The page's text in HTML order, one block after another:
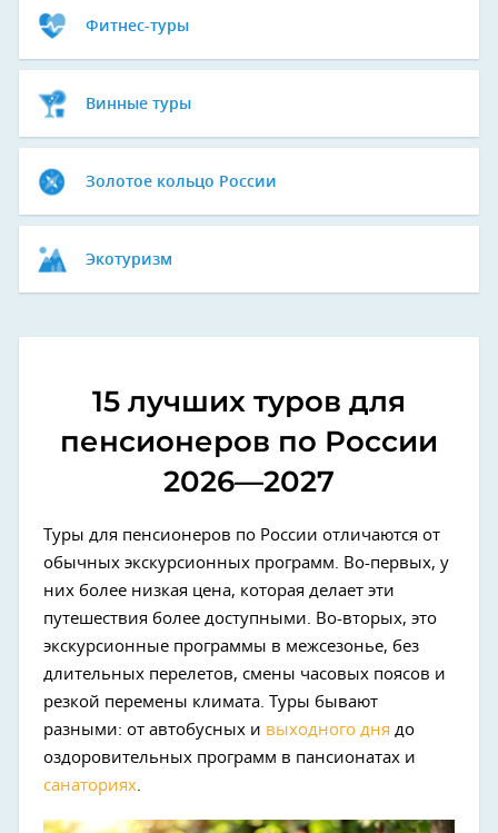
Фитнес-туры
Винные туры
Золотое кольцо России
Экотуризм
15 лучших туров для
пенсионеров по России
2026—2027
Туры для пенсионеров по России отличаются от
обычных экскурсионных программ. Во-первых, у
них более низкая цена, которая делает эти
путешествия более доступными. Во-вторых, это
экскурсионные программы в межсезонье, без
длительных перелетов, смены часовых поясов и
резкой перемены климата. Туры бывают
разными: от автобусных и выходного дня до
оздоровительных программ в пансионатах и
санаториях.